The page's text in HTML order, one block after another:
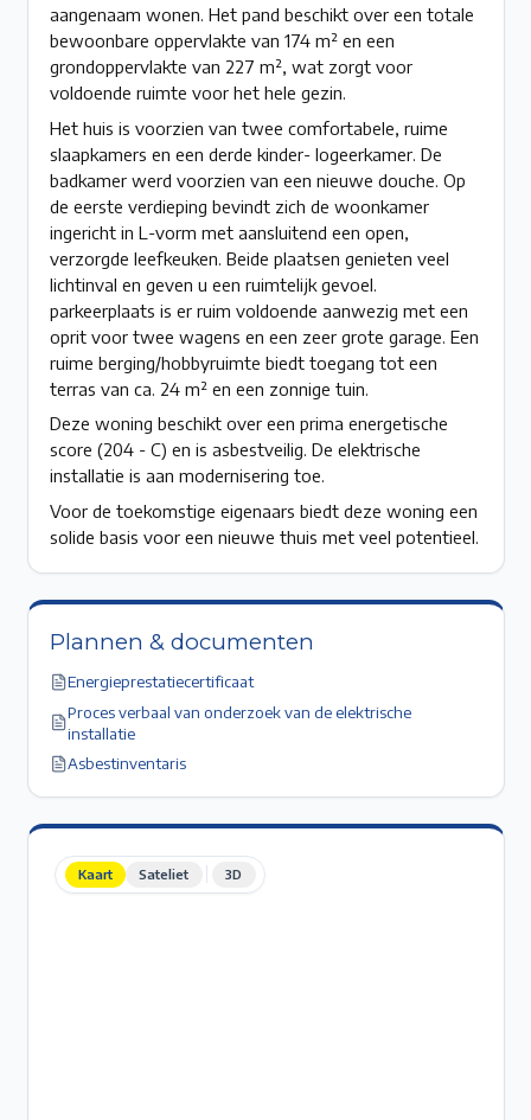
aangenaam wonen. Het pand beschikt over een totale
bewoonbare oppervlakte van 174 m² en een
grondoppervlakte van 227 m², wat zorgt voor
voldoende ruimte voor het hele gezin.
Het huis is voorzien van twee comfortabele, ruime
slaapkamers en een derde kinder- logeerkamer. De
badkamer werd voorzien van een nieuwe douche. Op
de eerste verdieping bevindt zich de woonkamer
ingericht in L-vorm met aansluitend een open,
verzorgde leefkeuken. Beide plaatsen genieten veel
lichtinval en geven u een ruimtelijk gevoel.
parkeerplaats is er ruim voldoende aanwezig met een
oprit voor twee wagens en een zeer grote garage. Een
ruime berging/hobbyruimte biedt toegang tot een
terras van ca. 24 m² en een zonnige tuin.
Deze woning beschikt over een prima energetische
score (204 - C) en is asbestveilig. De elektrische
installatie is aan modernisering toe.
Voor de toekomstige eigenaars biedt deze woning een
solide basis voor een nieuwe thuis met veel potentieel.
Plannen & documenten
Energieprestatiecertificaat
Proces verbaal van onderzoek van de elektrische
installatie
Asbestinventaris
Kaart Sateliet 3D